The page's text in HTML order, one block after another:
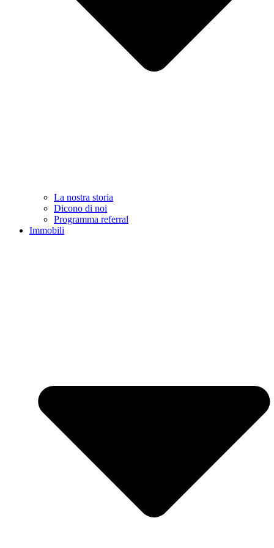
La nostra storia
Dicono di noi
Programma referral
Immobili